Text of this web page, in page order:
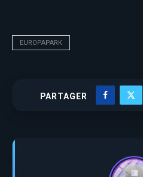
EUROPAPARK
PARTAGER